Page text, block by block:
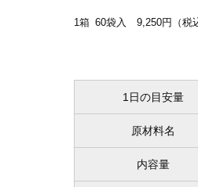
1箱 60袋入 9,250円（税
1日の目安量
原材料名
内容量